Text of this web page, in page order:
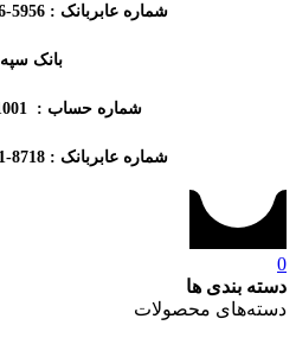
شماره عابربانک :5956-1836-8610-6219
بانک سپه
شماره حساب : 1369300791001
شماره عابربانک : 8718-7201-1014-5892
0
دسته بندی ها
دسته‌های محصولات